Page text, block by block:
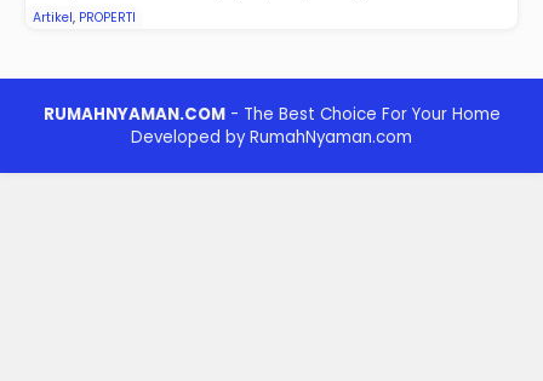
Artikel, PROPERTI
RUMAHNYAMAN.COM- The Best Choice For Your Home
Developed by RumahNyaman.com